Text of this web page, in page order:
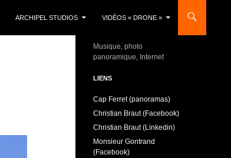
ARCHIPEL STUDIOS VIDÉOS « DRONE »
Musique, photo
panoramique, Internet
LIENS
Cap Ferret (panoramas)
Christian Braut (Facebook)
Christian Braut (Linkedin)
Monsieur Gontrand
(Facebook)